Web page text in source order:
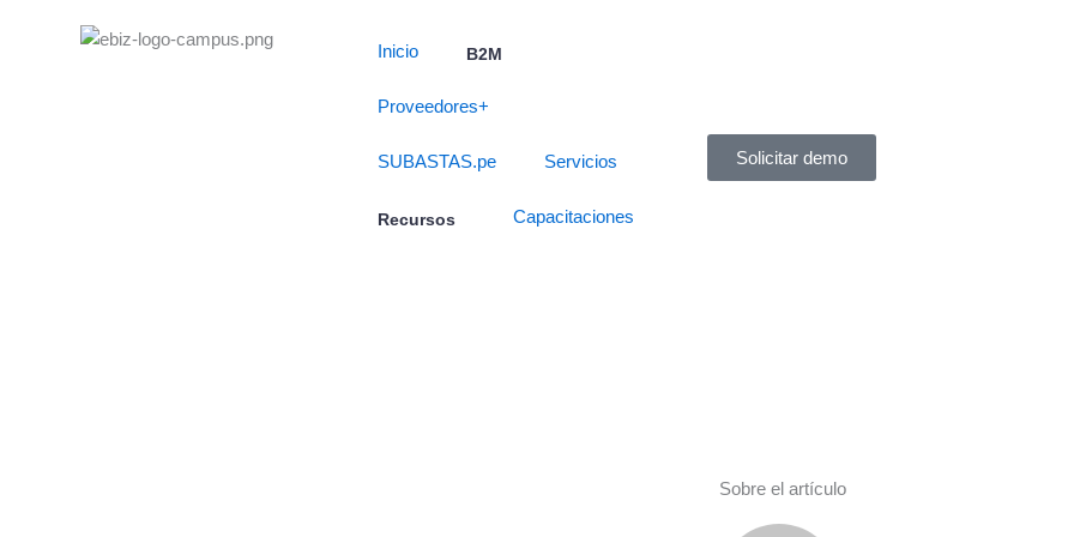
Inicio B2M
Proveedores+
SUBASTAS.pe Servicios
Recursos Capacitaciones
Solicitar demo
Sobre el artículo